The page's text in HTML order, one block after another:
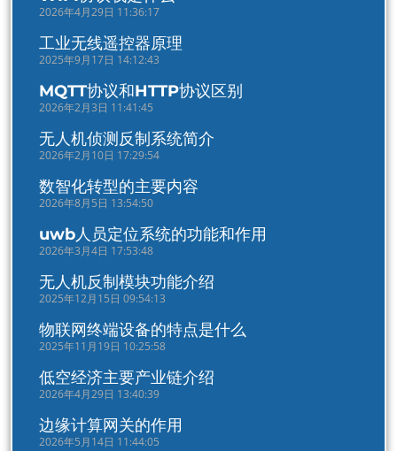
2026年4月29日 11:36:17
工业无线遥控器原理
2025年9月17日 14:12:43
MQTT协议和HTTP协议区别
2026年2月3日 11:41:45
无人机侦测反制系统简介
2026年2月10日 17:29:54
数智化转型的主要内容
2026年8月5日 13:54:50
uwb人员定位系统的功能和作用
2026年3月4日 17:53:48
无人机反制模块功能介绍
2025年12月15日 09:54:13
物联网终端设备的特点是什么
2025年11月19日 10:25:58
低空经济主要产业链介绍
2026年4月29日 13:40:39
边缘计算网关的作用
2026年5月14日 11:44:05